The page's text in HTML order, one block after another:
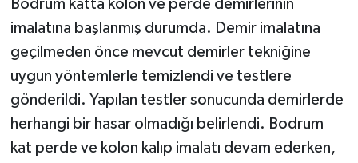
Bodrum katta kolon ve perde demirlerinin
imalatına başlanmış durumda. Demir imalatına
geçilmeden önce mevcut demirler tekniğine
uygun yöntemlerle temizlendi ve testlere
gönderildi. Yapılan testler sonucunda demirlerde
herhangi bir hasar olmadığı belirlendi. Bodrum
kat perde ve kolon kalıp imalatı devam ederken,